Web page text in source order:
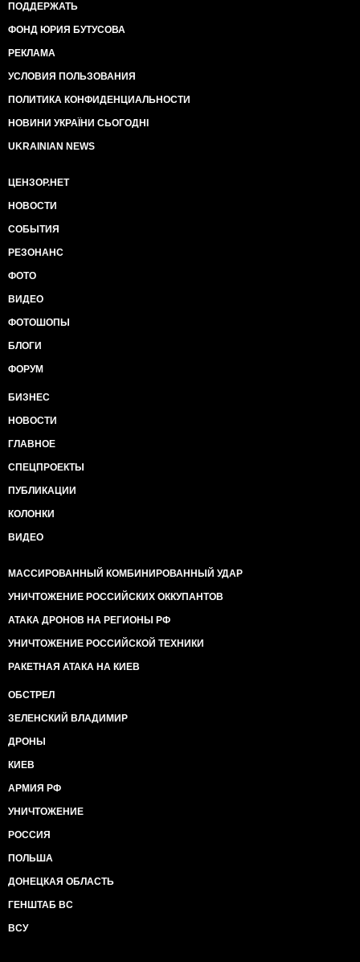
ПОДДЕРЖАТЬ
ФОНД ЮРИЯ БУТУСОВА
РЕКЛАМА
УСЛОВИЯ ПОЛЬЗОВАНИЯ
ПОЛИТИКА КОНФИДЕНЦИАЛЬНОСТИ
НОВИНИ УКРАЇНИ СЬОГОДНІ
UKRAINIAN NEWS
ЦЕНЗОР.НЕТ
НОВОСТИ
СОБЫТИЯ
РЕЗОНАНС
ФОТО
ВИДЕО
ФОТОШОПЫ
БЛОГИ
ФОРУМ
БИЗНЕС
НОВОСТИ
ГЛАВНОЕ
СПЕЦПРОЕКТЫ
ПУБЛИКАЦИИ
КОЛОНКИ
ВИДЕО
МАССИРОВАННЫЙ КОМБИНИРОВАННЫЙ УДАР
УНИЧТОЖЕНИЕ РОССИЙСКИХ ОККУПАНТОВ
АТАКА ДРОНОВ НА РЕГИОНЫ РФ
УНИЧТОЖЕНИЕ РОССИЙСКОЙ ТЕХНИКИ
РАКЕТНАЯ АТАКА НА КИЕВ
ОБСТРЕЛ
ЗЕЛЕНСКИЙ ВЛАДИМИР
ДРОНЫ
КИЕВ
АРМИЯ РФ
УНИЧТОЖЕНИЕ
РОССИЯ
ПОЛЬША
ДОНЕЦКАЯ ОБЛАСТЬ
ГЕНШТАБ ВС
ВСУ